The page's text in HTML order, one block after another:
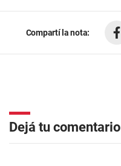
Compartí la nota:
Dejá tu comentario